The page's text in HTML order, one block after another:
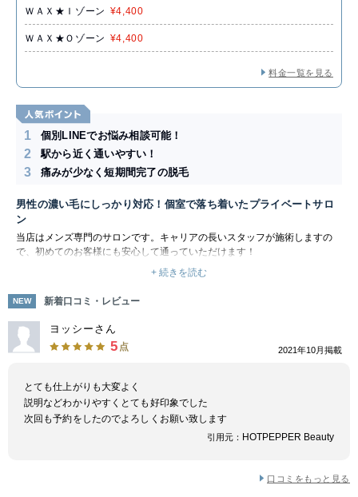
ＷＡＸ★Ｉゾーン ¥4,400
ＷＡＸ★Ｏゾーン ¥4,400
料金一覧を見る
1 個別LINEでお悩み相談可能！
2 駅から近く通いやすい！
3 痛みが少なく短期間完了の脱毛
男性の濃い毛にしっかり対応！個室で落ち着いたプライベートサロ
ン
当店はメンズ専門のサロンです。キャリアの長いスタッフが施術しますの
で、初めてのお客様にも安心して通っていただけます！
脱毛は肌のメカニズムに沿ったつるつる美肌脱毛！国産のワックスを使った
脱毛では、痛みと肌への負担を最大限に軽減します。全身脱毛/VIO/ヒゲ/脚/
背中など、お客様が気になっている部位をしっかりケアしましょう。最短
10分のヒゲ脱毛は、髭剃りで肌が荒れる、手入れが面倒…というお客様に
おすすめです！お試しも可能なので、お気軽にご相談くださいね。
施術は個室で行うため、誰にも会わずにプライバシーへの配慮もしっかり！
無理な勧誘もなく、リラックスしてお過ごしください。
+ 続きを読む
NEW 新着口コミ・レビュー
ヨッシーさん
5 点 2021年10月掲載
とても仕上がりも大変よく
説明などわかりやすくとても好印象でした
次回も予約をしたのでよろしくお願い致します
引用元： HOTPEPPER Beauty
口コミをもっと見る